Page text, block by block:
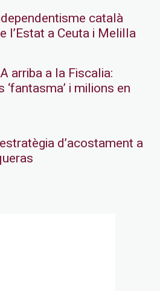
català
l’Estat a Ceuta i Melilla
arriba a la Fiscalia:
‘fantasma’ i milions en
d’acostament a